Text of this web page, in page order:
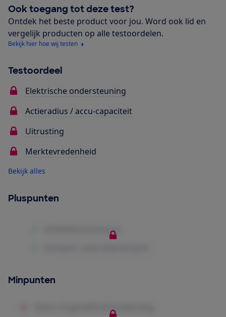
Ook toegang tot deze test?
Ontdek het beste product voor jou. Word ook lid en
vergelijk producten op alle testoordelen.
Bekijk hier hoe wij testen
Testoordeel
Elektrische ondersteuning
Actieradius / accu-capaciteit
Uitrusting
Merktevredenheid
Bekijk alles
Pluspunten
Minpunten